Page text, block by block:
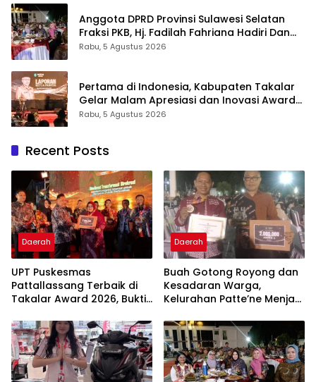
Anggota DPRD Provinsi Sulawesi Selatan
Fraksi PKB, Hj. Fadilah Fahriana Hadiri Dan
Beri Apresiasi : Takalar Menyalakan Lentera
Rabu, 5 Agustus 2026
Pertama di Indonesia, Kabupaten Takalar
Gelar Malam Apresiasi dan Inovasi Award
2026: Panggung Penghargaan bagi
Rabu, 5 Agustus 2026
Recent Posts
Daerah
UPT Puskesmas
Pattallassang Terbaik di
Takalar Award 2026, Bukti
Pelayanan Kesehatan
Berkualitas
Daerah
Buah Gotong Royong dan
Kesadaran Warga,
Kelurahan Patte’ne Menjadi
2026